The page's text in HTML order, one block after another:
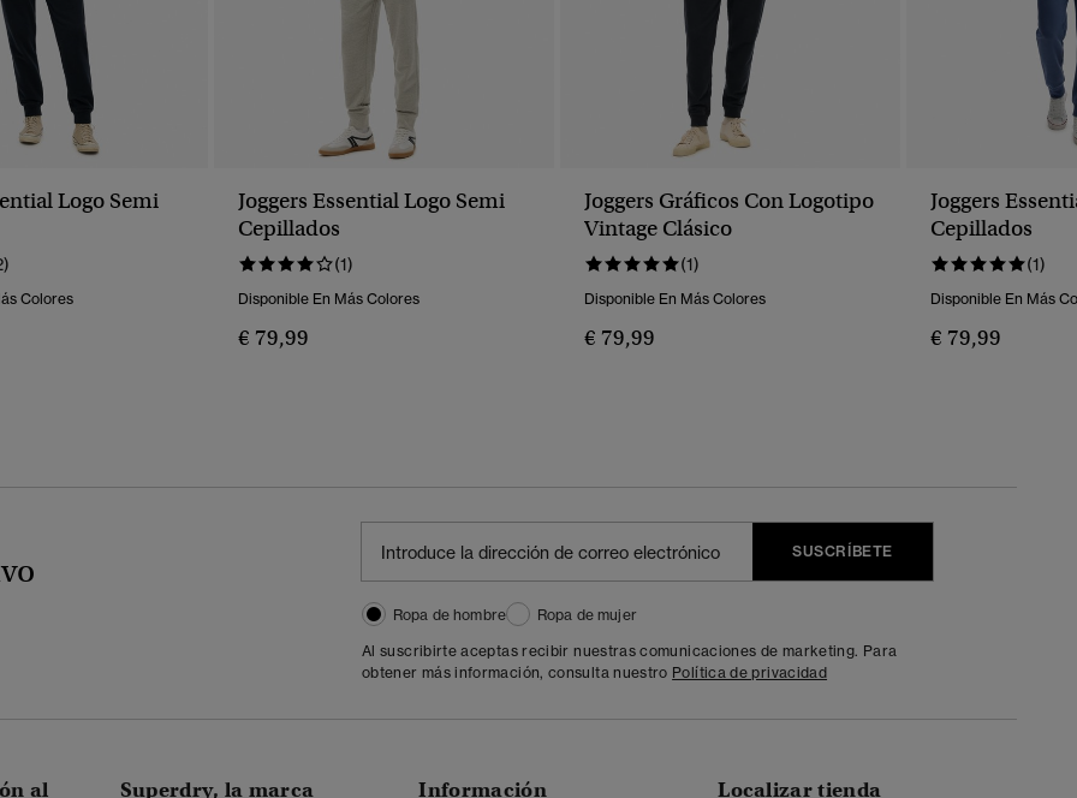
Logo Semi
Colores
Joggers Essential Logo Semi
Cepillados
(1)
Disponible En Más Colores
€ 79,99
Joggers Gráficos Con Logotipo
Vintage Clásico
(1)
Disponible En Más Colores
€ 79,99
Joggers
Cepillados
(1)
Disponible En Más
€ 79,99
SUSCRÍBETE
Ropa de hombre
Ropa de mujer
Al suscribirte aceptas recibir nuestras comunicaciones de marketing. Para
obtener más información, consulta nuestro Política de privacidad
al Superdry, la marca Información Localizar tienda